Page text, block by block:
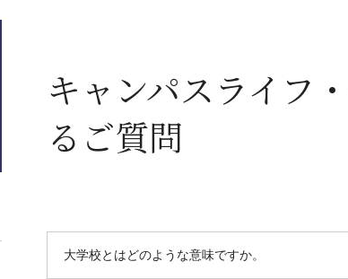
キャンパスライフ
るご質問
大学校とはどのような意味ですか。